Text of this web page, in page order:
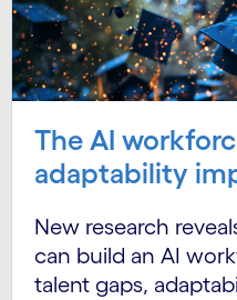
The AI
adaptability
New research
can build an AI
talent gaps,